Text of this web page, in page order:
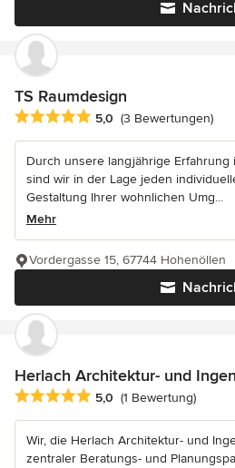
TS Raumdesign
Durchschnittliche Bewertung: 5
5,0 (3 Bewertungen)
Durch unsere langjährige Erfahrung
sind wir in der Lage jeden
Gestaltung Ihrer wohnlichen Umg...
Mehr
Vordergasse 15, 67744 Hohenöllen
Herlach Architektur- und
Durchschnittliche Bewertung: 5
5,0 (1 Bewertung)
Wir, die Herlach Architektur- und
zentraler Beratungs- und